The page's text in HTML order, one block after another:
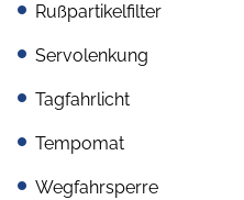
Rußpartikelfilter
Servolenkung
Tagfahrlicht
Tempomat
Wegfahrsperre